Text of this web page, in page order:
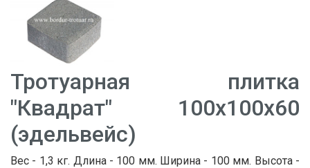
Тротуарная плитка
"Квадрат" 100х100х60
(эдельвейс)
Вес - 1,3 кг. Длина - 100 мм. Ширина - 100 мм. Высота -